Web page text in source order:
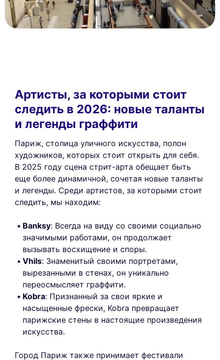
Артисты, за которыми стоит
следить в 2026: новые таланты
и легенды граффити
Париж, столица уличного искусства, полон
художников, которых стоит открыть для себя.
В 2025 году сцена стрит-арта обещает быть
еще более динамичной, сочетая новые таланты
и легенды. Среди артистов, за которыми стоит
следить, мы находим:
Banksy: Всегда на виду со своими социально
значимыми работами, он продолжает
вызывать восхищение и споры.
Vhils: Знаменитый своими портретами,
вырезанными в стенах, он уникально
переосмысляет граффити.
Kobra: Признанный за свои яркие и
насыщенные фрески, Kobra превращает
парижские стены в настоящие произведения
искусства.
Город Париж также принимает фестивали